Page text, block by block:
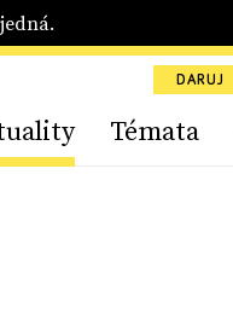
DARUJ
Témata